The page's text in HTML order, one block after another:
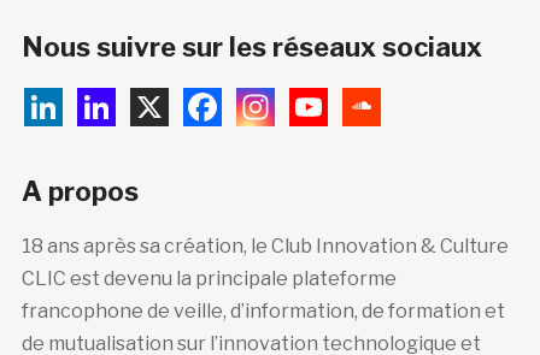
Nous suivre sur les réseaux sociaux
A propos
18 ans après sa création, le Club Innovation & Culture
CLIC est devenu la principale plateforme
francophone de veille, d’information, de formation et
de mutualisation sur l’innovation technologique et